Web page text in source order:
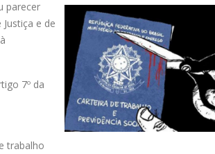
parecer
e de
7º da
trabalho